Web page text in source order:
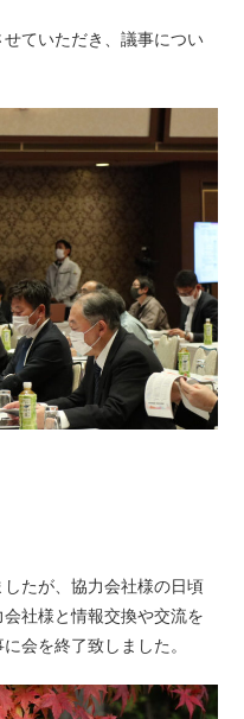
ていただき、議事につい
たが、協力会社様の日頃
社様と情報交換や交流を
会を終了致しました。